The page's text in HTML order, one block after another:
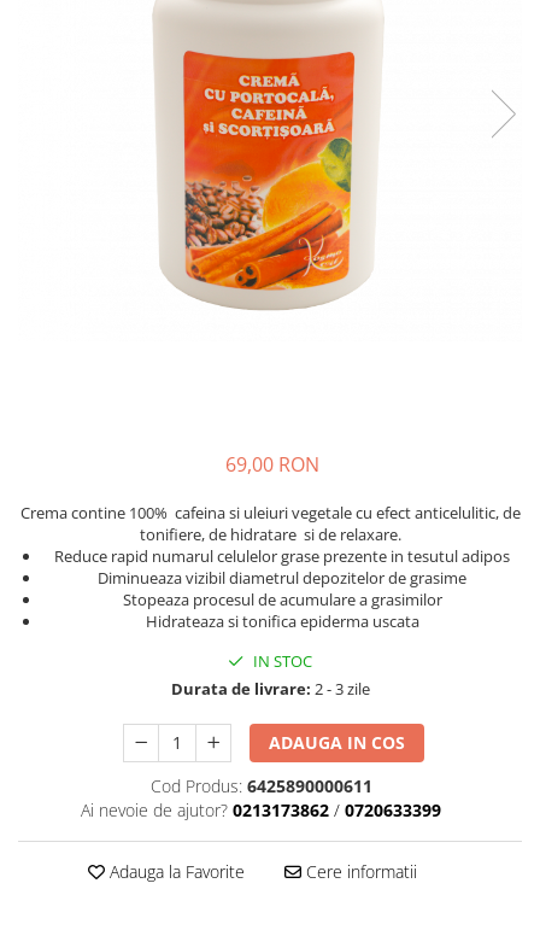
THAILANDEZ (LOMI-LOMI)
69,00 RON
Crema contine 100% cafeina si uleiuri vegetale cu efect anticelulitic, de
tonifiere, de hidratare si de relaxare.
Reduce rapid numarul celulelor grase prezente in tesutul adipos
Diminueaza vizibil diametrul depozitelor de grasime
Stopeaza procesul de acumulare a grasimilor
Hidrateaza si tonifica epiderma uscata
IN STOC
Durata de livrare: 2 - 3 zile
ADAUGA IN COS
Cod Produs: 6425890000611
Ai nevoie de ajutor? 0213173862 / 0720633399
Adauga la Favorite Cere informatii